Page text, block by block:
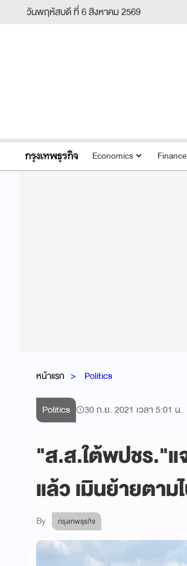
วันพฤหัสบดี ที่ 6 สิงหาคม 2569
Economics Finance
หน้าแรก Politics
Politics 30 ก.ย. 2021 เวลา 5:01 น.
"ส.ส.ใต้พปชร."แ
แล้ว เมินย้ายตาม
By กรุงเทพธุรกิจ